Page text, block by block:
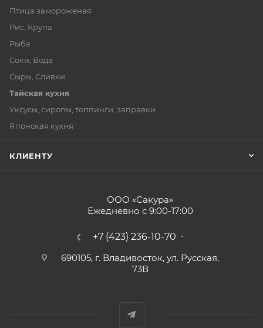
Птица замороженая
Рис, Крупа
Рыба
Соки, Вода
Сыры, Сливки
Тайская кухня
Уксусы, сиропы, топпинги, заправки
Японская кухня
КЛИЕНТУ
ООО «Сакура»
Ежедневно с 9:00-17:00
+7 (423) 236-10-70
690105, г. Владивосток, ул. Русская,
73В